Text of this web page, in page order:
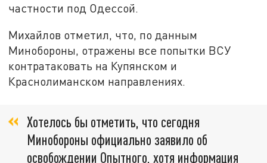
частности под Одессой.
Михайлов отметил, что, по данным
Минобороны, отражены все попытки ВСУ
контратаковать на Купянском и
Краснолиманском направлениях.
Хотелось бы отметить, что сегодня
Минобороны официально заявило об
освобождении Опытного, хотя информация